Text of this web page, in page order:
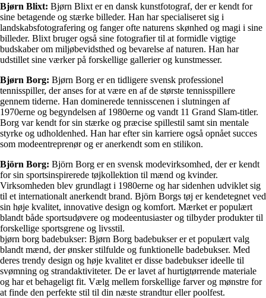
Bjørn Blixt: Bjørn Blixt er en dansk kunstfotograf, der er kendt for
sine betagende og stærke billeder. Han har specialiseret sig i
landskabsfotografering og fanger ofte naturens skønhed og magi i sine
billeder. Blixt bruger også sine fotografier til at formidle vigtige
budskaber om miljøbevidsthed og bevarelse af naturen. Han har
udstillet sine værker på forskellige gallerier og kunstmesser.
Bjørn Borg: Bjørn Borg er en tidligere svensk professionel
tennisspiller, der anses for at være en af de største tennisspillere
gennem tiderne. Han dominerede tennisscenen i slutningen af
1970erne og begyndelsen af 1980erne og vandt 11 Grand Slam-titler.
Borg var kendt for sin stærke og præcise spillestil samt sin mentale
styrke og udholdenhed. Han har efter sin karriere også opnået succes
som modeentreprenør og er anerkendt som en stilikon.
Björn Borg: Björn Borg er en svensk modevirksomhed, der er kendt
for sin sportsinspirerede tøjkollektion til mænd og kvinder.
Virksomheden blev grundlagt i 1980erne og har sidenhen udviklet sig
til et internationalt anerkendt brand. Björn Borgs tøj er kendetegnet ved
sin høje kvalitet, innovative design og komfort. Mærket er populært
blandt både sportsudøvere og modeentusiaster og tilbyder produkter til
forskellige sportsgrene og livsstil.
bjørn borg badebukser: Bjørn Borg badebukser er et populært valg
blandt mænd, der ønsker stilfulde og funktionelle badebukser. Med
deres trendy design og høje kvalitet er disse badebukser ideelle til
svømning og strandaktiviteter. De er lavet af hurtigtørrende materiale
og har et behageligt fit. Vælg mellem forskellige farver og mønstre for
at finde den perfekte stil til din næste strandtur eller poolfest.